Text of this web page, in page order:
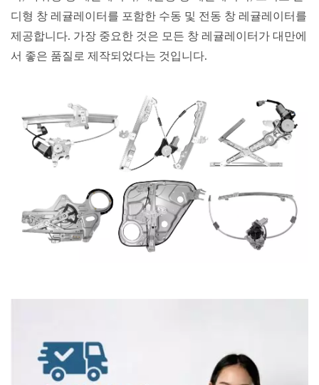
디형 창 레귤레이터를 포함한 수동 및 전동 창 레귤레이터를
제공합니다. 가장 중요한 것은 모든 창 레귤레이터가 대만에
서 좋은 품질로 제작되었다는 것입니다.